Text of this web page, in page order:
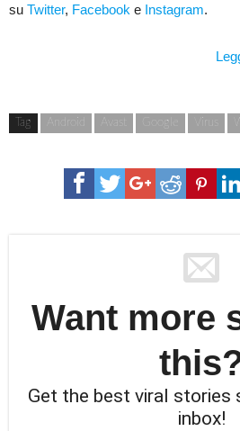
su Twitter, Facebook e Instagram.
Tag Android Avast Google Virus
Want more
Get the best viral stories
inbox!